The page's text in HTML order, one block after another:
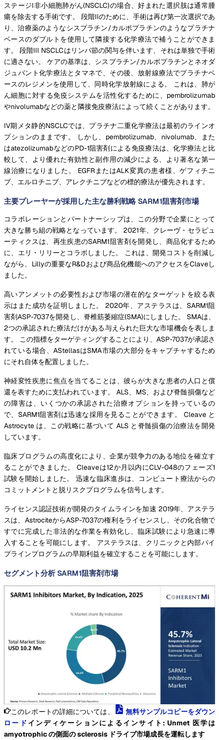
ステージI非小細胞肺がん(NSCLC)の場合、好まれた選択肢は通常腫
瘍を除去する手術です。 段階IIのために、手術は再び第一次選択であ
り、治療薬のようなシスプラチン/カルボプラチンのようなプラチナ
ベースのダブルトを使用して隣接する化学療法で補うことができま
す。 段階III NSCLCはリンパ節の関与を伴います、それは単独で手術
に適さない。 ケアの基準は、シスプラチン/カルボプラチンとネオダ
ジュバント化学療法とタマネで、その後、放射線療法でプラチナベ
ースのレジメンを使用して、同時化学放射線による。 これは、肺が
ん細胞に対する免疫システムを活性化するために、pembrolizumab
やnivolumabなどの薬と隣接免疫療法によって続くことがあります。
IV期メタ静的NSCLCでは、プラチナ二重化学療法は最初のラインオ
プションのままです。 しかし、pembrolizumab、nivolumab、また
はatezolizumabなどのPD-1阻害剤による免疫療法は、化学療法と比
較して、より優れた有効性と副作用の減少による、より著名な第一
線治療になりました。 EGFRまたはALK変異の患者様、ゲフィチニ
ブ、エルロチニブ、アレクチニブなどの標的療法が優先されます。
主要プレーヤーが採用した主な勝利戦略 SARM1阻害剤市場
コラボレーションとパートナーシップは、この分野で企業にとって
大きな勝ち組の戦略となっています。 2021年、クレーヴ・セラピュ
ーティクスは、再生疾患のSARM1阻害剤を開発し、商品化するため
に、エリ・リリーとコラボしました。 これは、開発コストを削減し
ながら、Lillyの重要なR&Dおよび商品化機能へのアクセスをClaveし
ました。
高いアンメットの必要性および市場の潜在的なターゲットを絞る表
示はまた成功を証明しました。 2020年、アステラスは、SARM1阻
害剤ASP-7037を開発し、脊椎筋萎縮症(SMA)にしました。 SMAは、
2つの承認された療法だけがある与えられた巨大な市場機会を表しま
す。 この指標をターゲティングすることにより、ASP-7037が承認さ
れている場合、AStellasはSMA市場の大部分をキャプチャするため
にそれ自体を配置しました。
神経変性疾患に焦点を当てることは、彼らが大きな患者の人口と償
還を表すために支払われています。 ALS、MS、および脊髄損傷など
の障害は、いくつかの承認された治療オプションを持っているの
で、SARM1阻害剤は迅速な採用を見ることができます。 Cleave と
Astrocyte は、この戦略に基づいて ALS と脊髄損傷の治療法を開発
しています。
臨床プログラムの高度化により、企業が競争力のある地位を確立す
ることができました。 Cleaveは12か月以内にCLV-048のフェーズ1
試験を開始しました。 迅速な臨床進歩は、コンピュート療法からの
コミットメントと脱リスクプログラムを信号します。
ライセンス認証技術が開発のタイムラインを加速 2019年、アステラ
スは、AstrociteからASP-7037の権利をライセンスし、その化合物で
すでに完成した非法的な作業を有効化し、臨床試験により急速に導
入することを可能にします。 アステラスは、クリニックと内部パイ
プラインプログラムの早期利益を確立することを可能にします。
セグメント分析 SARM1阻害剤市場
このレポートの詳細については、
無料サンプルコピーをダウン
ロード インディケーションによるインサイト: Unmet 医学は
amyotrophic の側面の sclerosis ドライブ市場成長を運転します